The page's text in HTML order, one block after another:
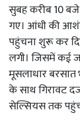
सुबह करीब 10
गए। आंधी की
पहुंचना शुरू कर
लगी। जिसमें कई
मूसलाधार बरसात
के साथ गिरावट
सेल्सियस तक